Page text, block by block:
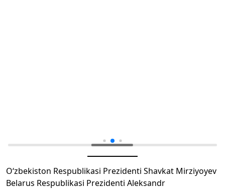
O‘zbekiston Respublikasi Prezidenti Shavkat Mirziyoyev
Belarus Respublikasi Prezidenti Aleksandr